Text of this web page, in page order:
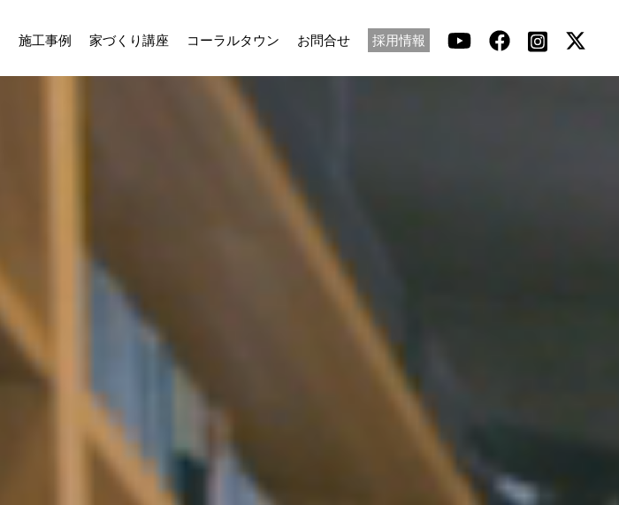
施工事例 家づくり講座 コーラルタウン お問合せ 採用情報